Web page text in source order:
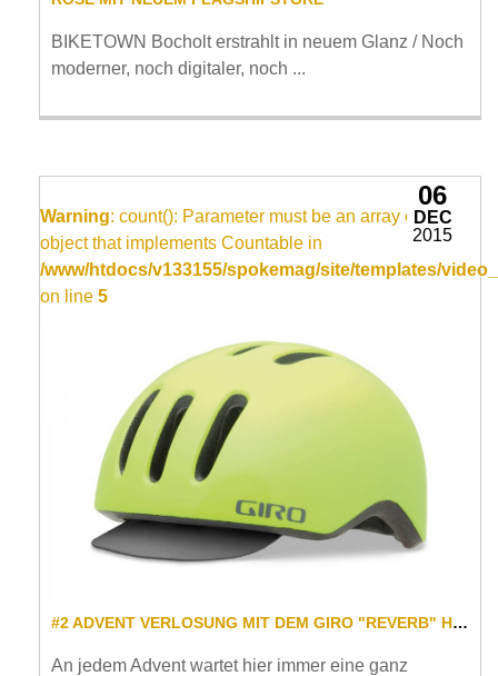
BIKETOWN Bocholt erstrahlt in neuem Glanz / Noch
moderner, noch digitaler, noch ...
Warning: count(): Parameter must be an array or an
object that implements Countable in
/www/htdocs/v133155/spokemag/site/templates/
on line 5
#2 ADVENT VERLOSUNG MIT DEM GIRO "REVERB" HELM
An jedem Advent wartet hier immer eine ganz
06
DEC
2015